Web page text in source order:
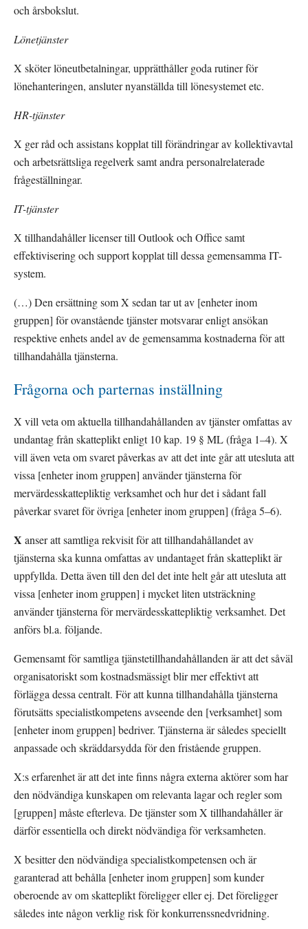
och årsbokslut.
Lönetjänster
X sköter löneutbetalningar, upprätthåller goda rutiner för
lönehanteringen, ansluter nyanställda till lönesystemet etc.
HR-tjänster
X ger råd och assistans kopplat till förändringar av kollektivavtal
och arbetsrättsliga regelverk samt andra personalrelaterade
frågeställningar.
IT-tjänster
X tillhandahåller licenser till Outlook och Office samt
effektivisering och support kopplat till dessa gemensamma IT-
system.
(…) Den ersättning som X sedan tar ut av [enheter inom
gruppen] för ovanstående tjänster motsvarar enligt ansökan
respektive enhets andel av de gemensamma kostnaderna för att
tillhandahålla tjänsterna.
Frågorna och parternas inställning
X vill veta om aktuella tillhandahållanden av tjänster omfattas av
undantag från skatteplikt enligt 10 kap. 19 § ML (fråga 1–4). X
vill även veta om svaret påverkas av att det inte går att utesluta att
vissa [enheter inom gruppen] använder tjänsterna för
mervärdesskattepliktig verksamhet och hur det i sådant fall
påverkar svaret för övriga [enheter inom gruppen] (fråga 5–6).
X anser att samtliga rekvisit för att tillhandahållandet av
tjänsterna ska kunna omfattas av undantaget från skatteplikt är
uppfyllda. Detta även till den del det inte helt går att utesluta att
vissa [enheter inom gruppen] i mycket liten utsträckning
använder tjänsterna för mervärdesskattepliktig verksamhet. Det
anförs bl.a. följande.
Gemensamt för samtliga tjänstetillhandahållanden är att det såväl
organisatoriskt som kostnadsmässigt blir mer effektivt att
förlägga dessa centralt. För att kunna tillhandahålla tjänsterna
förutsätts specialistkompetens avseende den [verksamhet] som
[enheter inom gruppen] bedriver. Tjänsterna är således speciellt
anpassade och skräddarsydda för den fristående gruppen.
X:s erfarenhet är att det inte finns några externa aktörer som har
den nödvändiga kunskapen om relevanta lagar och regler som
[gruppen] måste efterleva. De tjänster som X tillhandahåller är
därför essentiella och direkt nödvändiga för verksamheten.
X besitter den nödvändiga specialistkompetensen och är
garanterad att behålla [enheter inom gruppen] som kunder
oberoende av om skatteplikt föreligger eller ej. Det föreligger
således inte någon verklig risk för konkurrenssnedvridning.